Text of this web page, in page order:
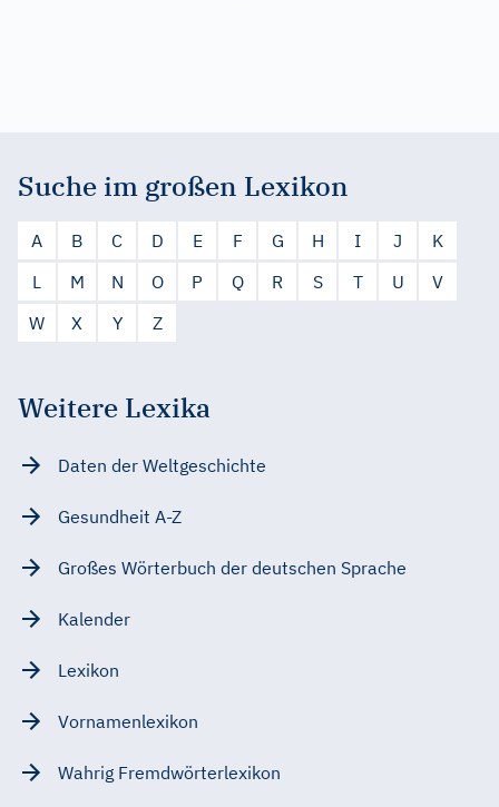
Suche im großen Lexikon
A B C D E F G H I J
K
L
M N O P Q R S T U
V
W
X Y Z
Weitere Lexika
Daten der Weltgeschichte
Gesundheit A-Z
Großes Wörterbuch der deutschen Sprache
Kalender
Lexikon
Vornamenlexikon
Wahrig Fremdwörterlexikon